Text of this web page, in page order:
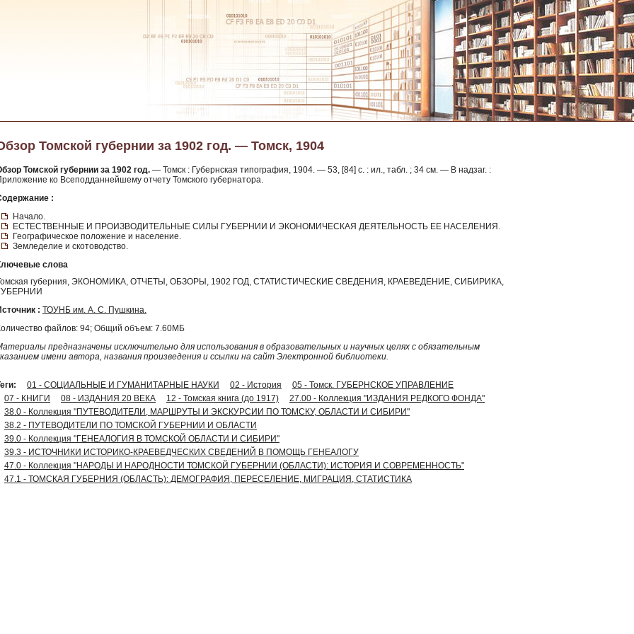
Томской губернии за 1902 год. — Томск, 1904
Томской губернии за 1902 год. — Томск : Губернская типография, 1904. — 53, [84] с. : ил., табл. ; 34 см. — В надзаг. :
ко Всеподданнейшему отчету Томского губернатора.
:
Начало.
ЕСТЕСТВЕННЫЕ И ПРОИЗВОДИТЕЛЬНЫЕ СИЛЫ ГУБЕРНИИ И ЭКОНОМИЧЕСКАЯ ДЕЯТЕЛЬНОСТЬ ЕЕ НАСЕЛЕНИЯ.
Географическое положение и население.
Земледелие и скотоводство.
слова
губерния, ЭКОНОМИКА, ОТЧЕТЫ, ОБЗОРЫ, 1902 ГОД, СТАТИСТИЧЕСКИЕ СВЕДЕНИЯ, КРАЕВЕДЕНИЕ, СИБИРИКА,
: ТОУНБ им. А. С. Пушкина.
файлов: 94; Общий объем: 7.60МБ
предназначены исключительно для использования в образовательных и научных целях с обязательным
имени автора, названия произведения и ссылки на сайт Электронной библиотеки.
01 - СОЦИАЛЬНЫЕ И ГУМАНИТАРНЫЕ НАУКИ 02 - История
05 - Томск. ГУБЕРНСКОЕ УПРАВЛЕНИЕ
07 - КНИГИ
08 - ИЗДАНИЯ 20 ВЕКА 12 - Томская книга (до 1917)
27.00 - Коллекция "ИЗДАНИЯ РЕДКОГО ФОНДА"
38.0 - Коллекция "ПУТЕВОДИТЕЛИ, МАРШРУТЫ И ЭКСКУРСИИ ПО ТОМСКУ, ОБЛАСТИ И СИБИРИ"
38.2 - ПУТЕВОДИТЕЛИ ПО ТОМСКОЙ ГУБЕРНИИ И ОБЛАСТИ
39.0 - Коллекция "ГЕНЕАЛОГИЯ В ТОМСКОЙ ОБЛАСТИ И СИБИРИ"
39.3 - ИСТОЧНИКИ ИСТОРИКО-КРАЕВЕДЧЕСКИХ СВЕДЕНИЙ В ПОМОЩЬ ГЕНЕАЛОГУ
47.0 - Коллекция "НАРОДЫ И НАРОДНОСТИ ТОМСКОЙ ГУБЕРНИИ (ОБЛАСТИ): ИСТОРИЯ И СОВРЕМЕННОСТЬ"
47.1 - ТОМСКАЯ ГУБЕРНИЯ (ОБЛАСТЬ): ДЕМОГРАФИЯ, ПЕРЕСЕЛЕНИЕ, МИГРАЦИЯ, СТАТИСТИКА